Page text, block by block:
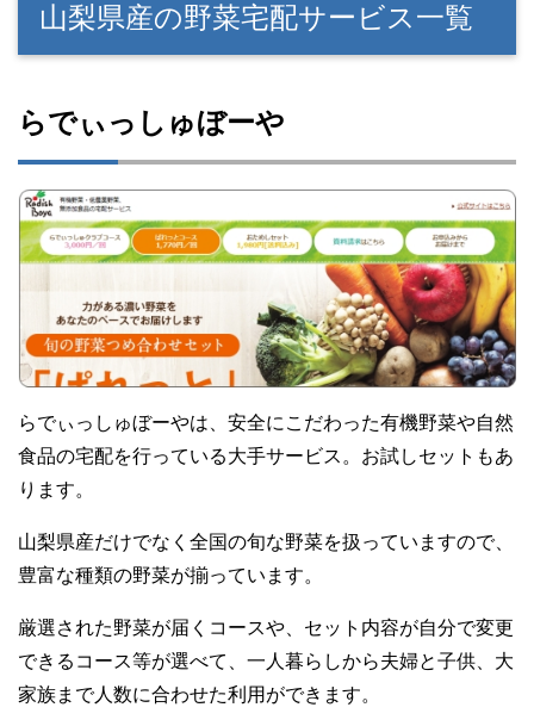
山梨県産の野菜宅配サービス一覧
らでぃっしゅぼーや
らでぃっしゅぼーやは、安全にこだわった有機野菜や自然
食品の宅配を行っている大手サービス。お試しセットもあ
ります。
山梨県産だけでなく全国の旬な野菜を扱っていますので、
豊富な種類の野菜が揃っています。
厳選された野菜が届くコースや、セット内容が自分で変更
できるコース等が選べて、一人暮らしから夫婦と子供、大
家族まで人数に合わせた利用ができます。